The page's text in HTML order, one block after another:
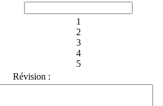
1
2
3
4
5
Révision :